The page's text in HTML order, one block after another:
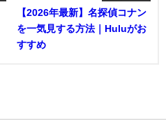
【2026年最新】名探偵コナン
を一気見する方法｜Huluがお
すすめ